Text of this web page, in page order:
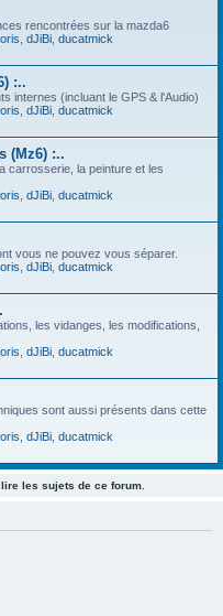
rencontrées sur la mazda6
dJiBi ducatmick
:..
internes (incluant le GPS & l'Audio)
dJiBi ducatmick
(Mz6) :..
carrosserie, la peinture et les
dJiBi ducatmick
vous ne pouvez vous séparer.
dJiBi ducatmick
les vidanges, les modifications,
dJiBi ducatmick
sont aussi présents dans cette
dJiBi ducatmick
les sujets de ce forum.